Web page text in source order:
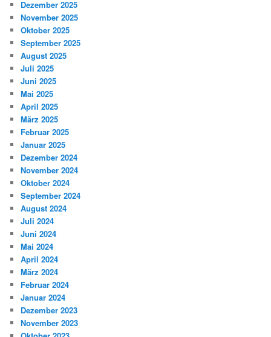
Dezember 2025
November 2025
Oktober 2025
September 2025
August 2025
Juli 2025
Juni 2025
Mai 2025
April 2025
März 2025
Februar 2025
Januar 2025
Dezember 2024
November 2024
Oktober 2024
September 2024
August 2024
Juli 2024
Juni 2024
Mai 2024
April 2024
März 2024
Februar 2024
Januar 2024
Dezember 2023
November 2023